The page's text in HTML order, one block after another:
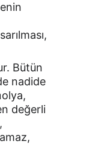
Bütün
nadide
değerli